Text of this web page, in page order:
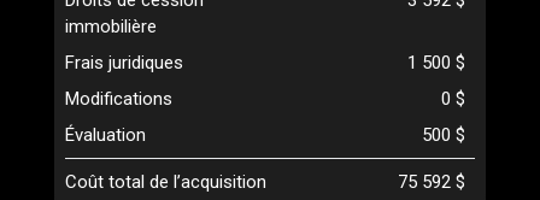
immobilière
Frais juridiques
1 500 $
Modifications
0 $
Évaluation
500 $
Coût total de l’acquisition 75 592 $